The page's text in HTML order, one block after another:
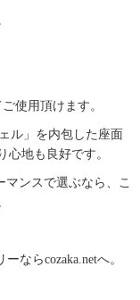
使用頂けます。
ル」を内包した座面
心地も良好です。
ンスで選ぶなら、こ
ならcozaka.netへ。